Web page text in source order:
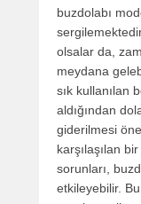
buzdolabı
olsalar da,
meydana
sık kullanılan
aldığından
giderilmesi
karşılaşılan
sorunları,
etkileyebilir.